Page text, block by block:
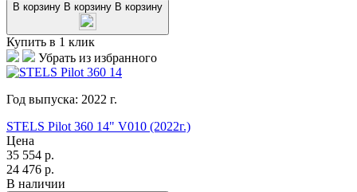
В корзину В корзину В корзину
Купить в 1 клик
Убрать из избранного
Год выпуска: 2022 г.
STELS Pilot 360 14" V010 (2022г.)
Цена
35 554 р.
24 476 р.
В наличии